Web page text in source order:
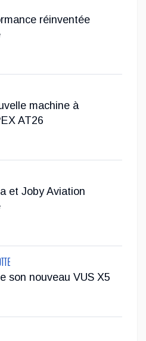
avec remorquage
19 véhicules GM
de conduite mains libres
la marque.
gamme de modèles en
réduire sa gamme de véhicules
de restrictions
réinventée
machine à
AT26
et Joby Aviation
son nouveau VUS X5